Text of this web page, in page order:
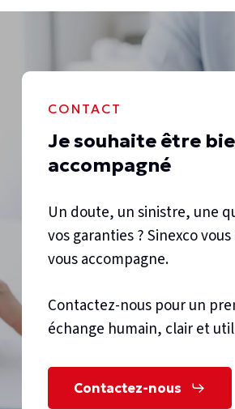
CONTACT
Je souhaite être
accompagné
Un doute, un sinistre, une
vos garanties ? Sinexco
vous accompagne.
Contactez-nous pour un
échange humain, clair et
Contactez-nous